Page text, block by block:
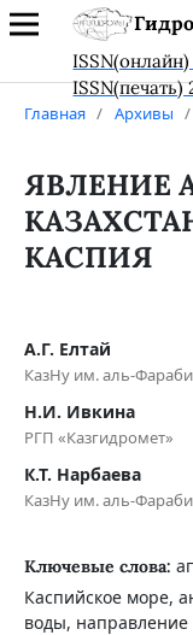
ISSN(печать)
Главная / Архивы /
ЯВЛЕНИЕ
КАСПИЯ
А.Г. Елтай
КазНу им. аль-Фараби
Н.И. Ивкина
РГП «Казгидромет»
К.Т. Нарбаева
КазНу им. аль-Фараби
Ключевые слова:
Каспийское море,
воды, направление